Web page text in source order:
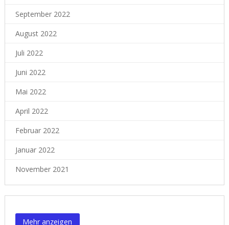
September 2022
August 2022
Juli 2022
Juni 2022
Mai 2022
April 2022
Februar 2022
Januar 2022
November 2021
Content is collapsed. Activate the Mehr anzeigen button to
Mehr anzeigen